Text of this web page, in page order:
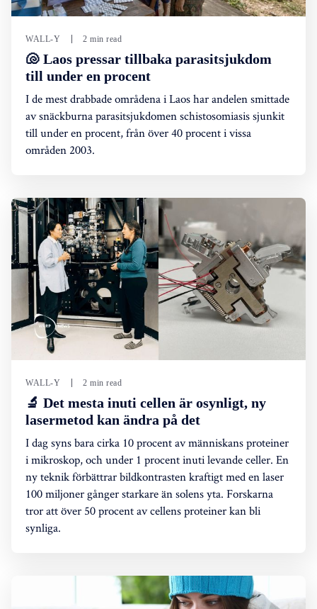
WALL-Y 2 min read
🐚 Laos pressar tillbaka parasitsjukdom
till under en procent
I de mest drabbade områdena i Laos har andelen smittade
av snäckburna parasitsjukdomen schistosomiasis sjunkit
till under en procent, från över 40 procent i vissa
områden 2003.
WALL-Y 2 min read
🔬 Det mesta inuti cellen är osynligt, ny
lasermetod kan ändra på det
I dag syns bara cirka 10 procent av människans proteiner
i mikroskop, och under 1 procent inuti levande celler. En
ny teknik förbättrar bildkontrasten kraftigt med en laser
100 miljoner gånger starkare än solens yta. Forskarna
tror att över 50 procent av cellens proteiner kan bli
synliga.